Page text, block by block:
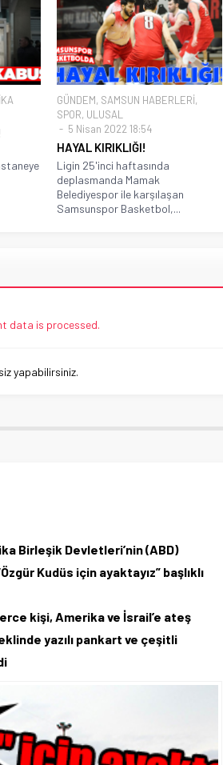
GÜNDEM, SAMSUN HABERLERİ,
SPOR, ULUSAL
5 Nisan 2022 18:54
HAYAL KIRIKLIĞI!
Ligin 25'inci haftasında
deplasmanda Mamak
Belediyespor ile karşılaşan
Samsunspor Basketbol,...
data is processed.
yapabilirsiniz.
Birleşik Devletleri’nin (ABD)
Kudüs için ayaktayız” başlıklı
kişi, Amerika ve İsrail’e ateş
yazılı pankart ve çeşitli